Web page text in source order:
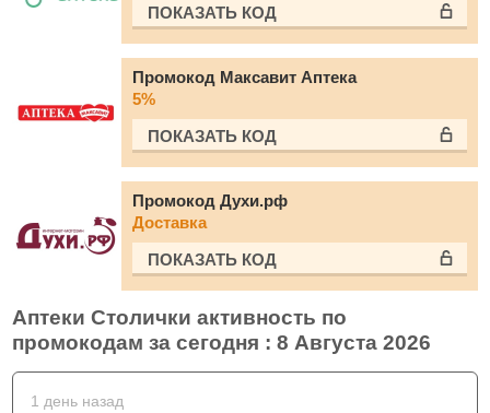
ПОКАЗАТЬ КОД
Промокод Максавит Аптека
5%
ПОКАЗАТЬ КОД
Промокод Духи.рф
Доставка
ПОКАЗАТЬ КОД
Аптеки Столички активность по
промокодам за сегодня : 8 Августа 2026
1 день назад